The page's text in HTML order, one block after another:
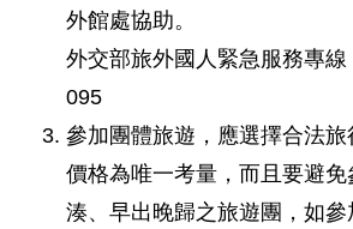
外館處協助。
外交部旅外國人緊急服務專
095
參加團體旅遊，應選擇合法
價格為唯一考量，而且要避
湊、早出晚歸之旅遊團，如參